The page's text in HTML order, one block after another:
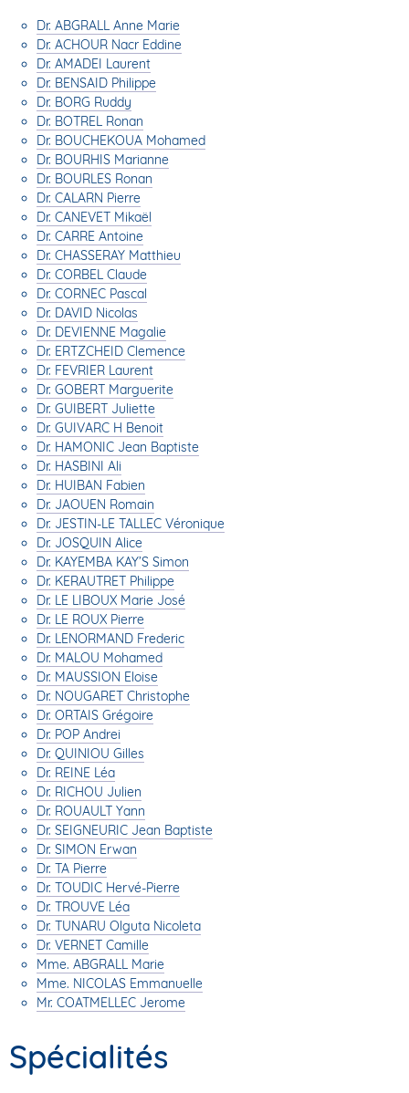
Dr. ABGRALL Anne Marie
Dr. ACHOUR Nacr Eddine
Dr. AMADEI Laurent
Dr. BENSAID Philippe
Dr. BORG Ruddy
Dr. BOTREL Ronan
Dr. BOUCHEKOUA Mohamed
Dr. BOURHIS Marianne
Dr. BOURLES Ronan
Dr. CALARN Pierre
Dr. CANEVET Mikaël
Dr. CARRE Antoine
Dr. CHASSERAY Matthieu
Dr. CORBEL Claude
Dr. CORNEC Pascal
Dr. DAVID Nicolas
Dr. DEVIENNE Magalie
Dr. ERTZCHEID Clemence
Dr. FEVRIER Laurent
Dr. GOBERT Marguerite
Dr. GUIBERT Juliette
Dr. GUIVARC H Benoit
Dr. HAMONIC Jean Baptiste
Dr. HASBINI Ali
Dr. HUIBAN Fabien
Dr. JAOUEN Romain
Dr. JESTIN-LE TALLEC Véronique
Dr. JOSQUIN Alice
Dr. KAYEMBA KAY’S Simon
Dr. KERAUTRET Philippe
Dr. LE LIBOUX Marie José
Dr. LE ROUX Pierre
Dr. LENORMAND Frederic
Dr. MALOU Mohamed
Dr. MAUSSION Eloise
Dr. NOUGARET Christophe
Dr. ORTAIS Grégoire
Dr. POP Andrei
Dr. QUINIOU Gilles
Dr. REINE Léa
Dr. RICHOU Julien
Dr. ROUAULT Yann
Dr. SEIGNEURIC Jean Baptiste
Dr. SIMON Erwan
Dr. TA Pierre
Dr. TOUDIC Hervé-Pierre
Dr. TROUVE Léa
Dr. TUNARU Olguta Nicoleta
Dr. VERNET Camille
Mme. ABGRALL Marie
Mme. NICOLAS Emmanuelle
Mr. COATMELLEC Jerome
Spécialités